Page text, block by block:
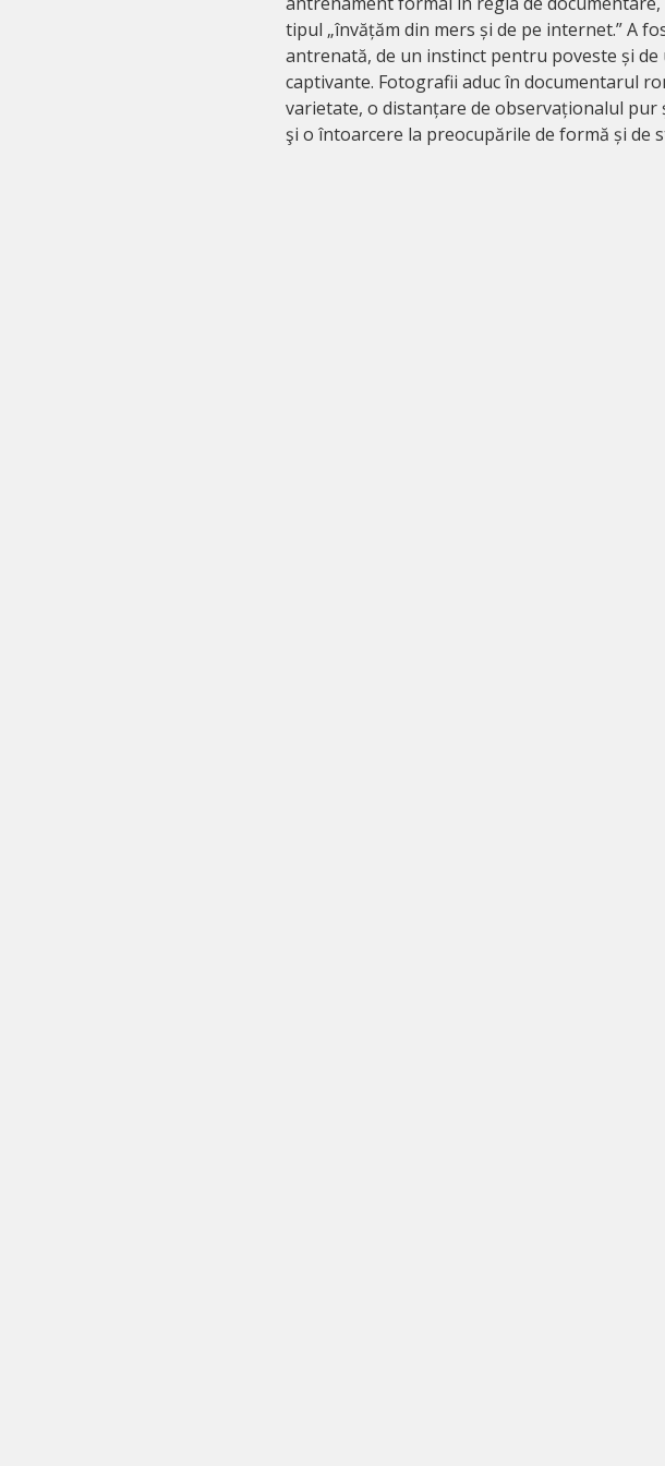
tipul „învățăm din mers și de pe internet.” A
antrenată, de un instinct pentru poveste și
captivante. Fotografii aduc în documentarul
varietate, o distanțare de observaționalul pur
şi o întoarcere la preocupările de formă și de